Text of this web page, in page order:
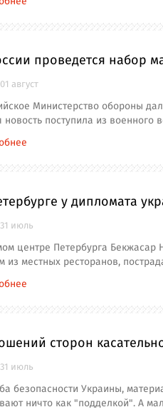
проведется набор
август
Министерство обороны
новость поступила из военного
у дипломата
июль
центре Петербурга
из местных ресторанов,
сторон
июль
безопасности Украины,
ничто как "подделкой". А